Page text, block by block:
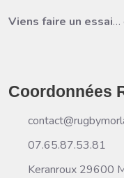
Viens faire un essai…
Coordonnées
07.65.87.53.81
Keranroux 29600